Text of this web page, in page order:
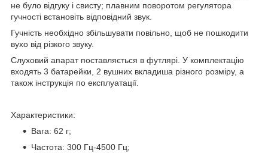
не було відгуку і свисту; плавним поворотом регулятора
гучності встановіть відповідний звук.
Гучність необхідно збільшувати повільно, щоб не пошкодити
вухо від різкого звуку.
Слуховий апарат поставляється в футлярі. У комплектацію
входять 3 батарейки, 2 вушних вкладиша різного розміру, а
також інструкція по експлуатації.
Характеристики:
Вага: 62 г;
Частота: 300 Гц-4500 Гц;